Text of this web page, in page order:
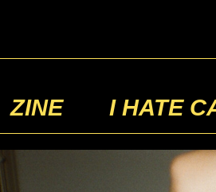
ZINE I HATE